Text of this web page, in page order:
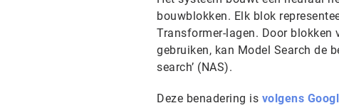
bouwblokken. Elk blok
Transformer-lagen. Door blokken
gebruiken, kan Model Search de
search’ (NAS).
Deze benadering is volgens